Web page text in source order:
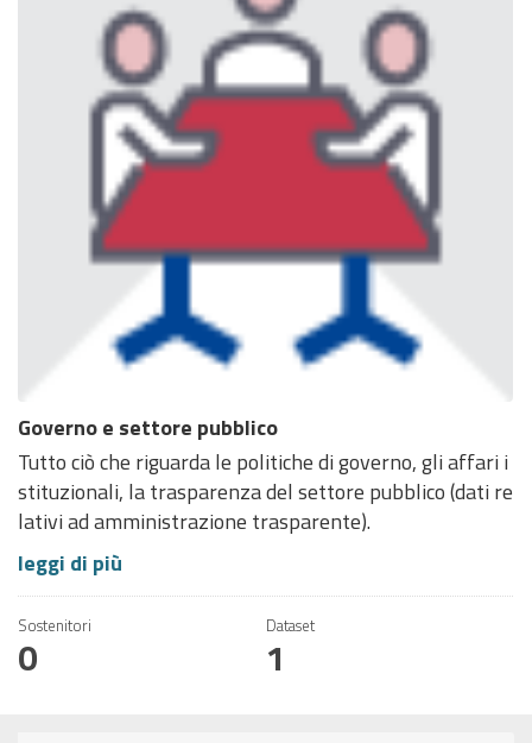
Governo e settore pubblico
Tutto ciò che riguarda le politiche di governo, gli affari i
stituzionali, la trasparenza del settore pubblico (dati re
lativi ad amministrazione trasparente).
leggi di più
Sostenitori
0
Dataset
1